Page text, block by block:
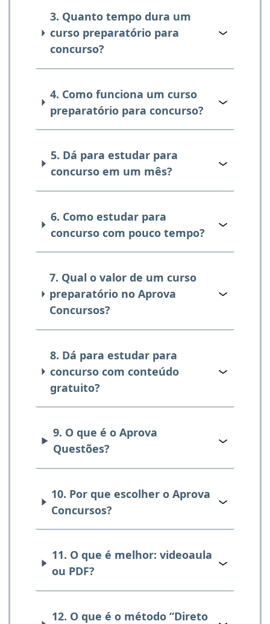
3. Quanto tempo dura um
curso preparatório para
concurso?
4. Como funciona um curso
preparatório para concurso?
5. Dá para estudar para
concurso em um mês?
6. Como estudar para
concurso com pouco tempo?
7. Qual o valor de um curso
preparatório no Aprova
Concursos?
8. Dá para estudar para
concurso com conteúdo
gratuito?
9. O que é o Aprova
Questões?
10. Por que escolher o Aprova
Concursos?
11. O que é melhor: videoaula
ou PDF?
12. O que é o método “Direto